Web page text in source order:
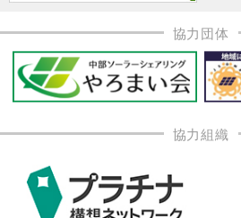
協力団体
協力組織